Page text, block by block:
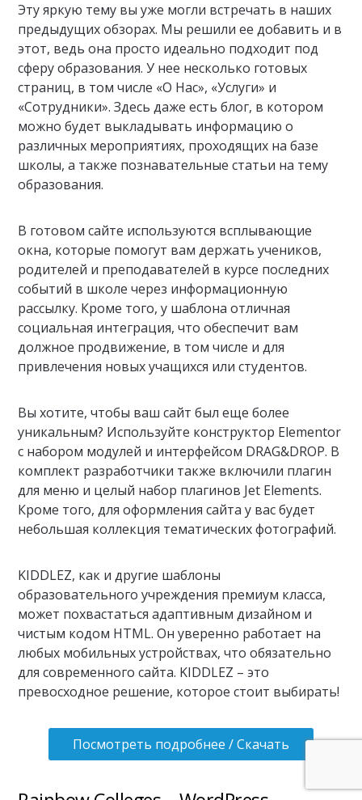
Эту яркую тему вы уже могли встречать в наших
предыдущих обзорах. Мы решили ее добавить и в
этот, ведь она просто идеально подходит под
сферу образования. У нее несколько готовых
страниц, в том числе «О Нас», «Услуги» и
«Сотрудники». Здесь даже есть блог, в котором
можно будет выкладывать информацию о
различных мероприятиях, проходящих на базе
школы, а также познавательные статьи на тему
образования.
В готовом сайте используются всплывающие
окна, которые помогут вам держать учеников,
родителей и преподавателей в курсе последних
событий в школе через информационную
рассылку. Кроме того, у шаблона отличная
социальная интеграция, что обеспечит вам
должное продвижение, в том числе и для
привлечения новых учащихся или студентов.
Вы хотите, чтобы ваш сайт был еще более
уникальным? Используйте конструктор Elementor
с набором модулей и интерфейсом DRAG&DROP. В
комплект разработчики также включили плагин
для меню и целый набор плагинов Jet Elements.
Кроме того, для оформления сайта у вас будет
небольшая коллекция тематических фотографий.
KIDDLEZ, как и другие шаблоны
образовательного учреждения премиум класса,
может похвастаться адаптивным дизайном и
чистым кодом HTML. Он уверенно работает на
любых мобильных устройствах, что обязательно
для современного сайта. KIDDLEZ – это
превосходное решение, которое стоит выбирать!
Посмотреть подробнее / Скачать